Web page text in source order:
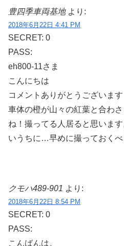
豊四季車両基地 より:
2018年6月22日 4:41 PM
SECRET: 0
PASS:
eh800-11さま
こんにちは
コメントありがとうございます
車体の橙が山々の紅葉と合わ
ね！撮ってる人居ると思いま
いうちに…早めに撮っておくべ
クモハ489-901 より:
2018年6月22日 8:54 PM
SECRET: 0
PASS:
こんばんは。